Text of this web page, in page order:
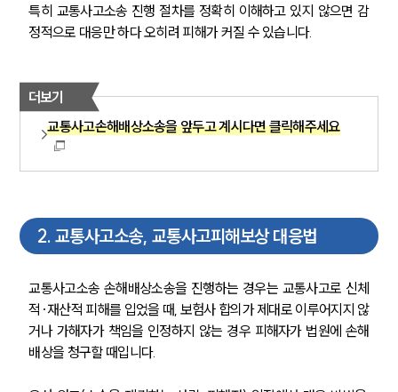
특히 교통사고소송 진행 절차를 정확히 이해하고 있지 않으면 감
정적으로 대응만 하다 오히려 피해가 커질 수 있습니다.
더보기
교통사고손해배상소송을 앞두고 계시다면 클릭해주세요
2. 교통사고소송, 교통사고피해보상 대응법
교통사고소송 손해배상소송을 진행하는 경우는 교통사고로 신체
적·재산적 피해를 입었을 때, 보험사 합의가 제대로 이루어지지 않
거나 가해자가 책임을 인정하지 않는 경우 피해자가 법원에 손해
배상을 청구할 때입니다.